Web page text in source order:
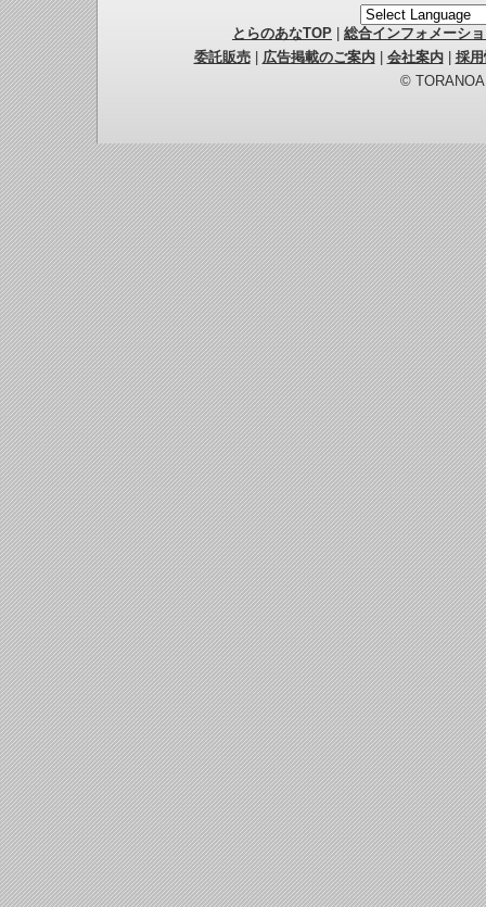
とらのあなTOP
総合インフォメーシ
委託販売| 広告掲載のご案内| 会社案内| 採
©